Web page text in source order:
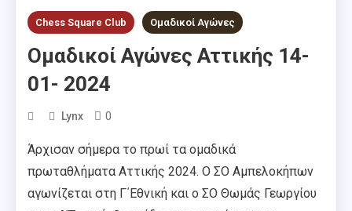
Chess Square Club Ομαδικοί Αγώνες
Ομαδικοί Αγώνες Αττικής 14-
01- 2024
Lynx 0
Άρχισαν σήμερα το πρωί τα ομαδικά
πρωταθλήματα Αττικής 2024. Ο ΣΟ Αμπελοκήπων
αγωνίζεται στη Γ΄Εθνική και ο ΣΟ Θωμάς Γεωργίου